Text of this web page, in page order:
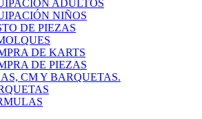
ADULTOS
NIÑOS
DE PIEZAS
DE KARTS
DE PIEZAS
CM Y BARQUETAS.